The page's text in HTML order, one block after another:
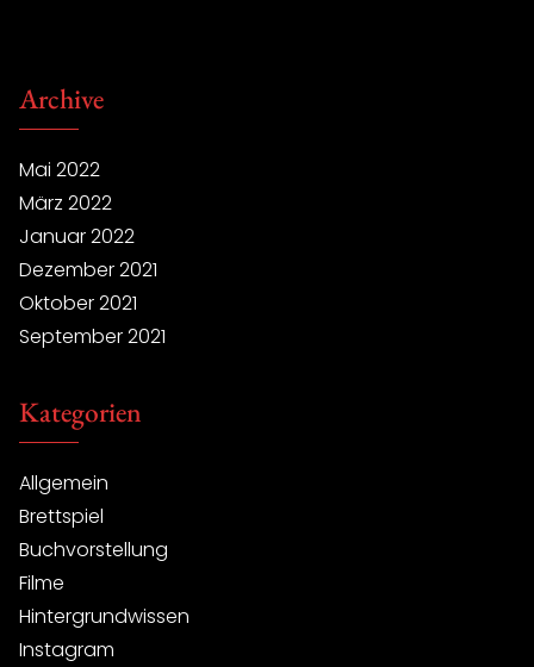
Archive
Mai 2022
März 2022
Januar 2022
Dezember 2021
Oktober 2021
September 2021
Kategorien
Allgemein
Brettspiel
Buchvorstellung
Filme
Hintergrundwissen
Instagram